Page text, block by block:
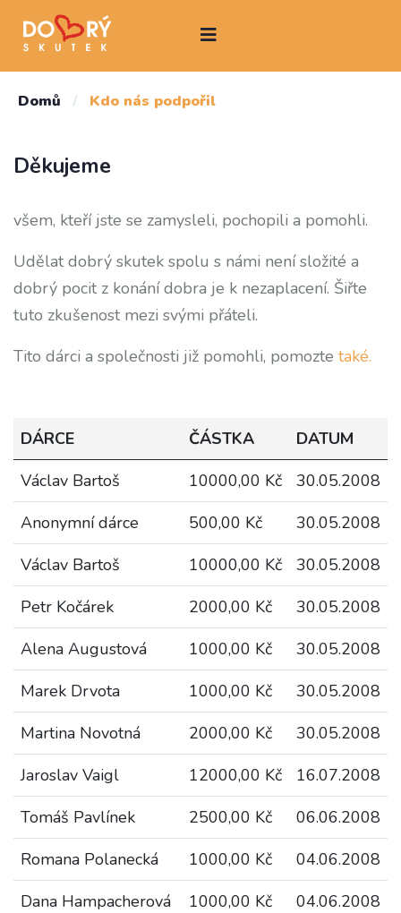
Domů / Kdo nás podpořil
Děkujeme
všem, kteří jste se zamysleli, pochopili a pomohli.
Udělat dobrý skutek spolu s námi není složité a
dobrý pocit z konání dobra je k nezaplacení. Šiřte
tuto zkušenost mezi svými přáteli.
Tito dárci a společnosti již pomohli, pomozte také.
DÁRCE ČÁSTKA
DATUM
Václav Bartoš
10000,00 Kč
30.05.2008
Anonymní dárce
500,00 Kč
30.05.2008
Václav Bartoš
10000,00 Kč
30.05.2008
Petr Kočárek
2000,00 Kč
30.05.2008
Alena Augustová
1000,00 Kč
30.05.2008
Marek Drvota
1000,00 Kč
30.05.2008
Martina Novotná
2000,00 Kč
30.05.2008
Jaroslav Vaigl
12000,00 Kč
16.07.2008
Tomáš Pavlínek
2500,00 Kč
06.06.2008
Romana Polanecká
1000,00 Kč
04.06.2008
Dana Hampacherová
1000,00 Kč
04.06.2008